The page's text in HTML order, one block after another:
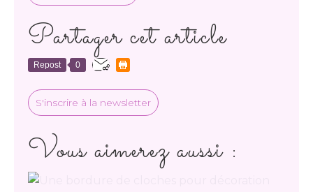
Partager cet article
Repost 0
S'inscrire à la newsletter
Vous aimerez aussi :